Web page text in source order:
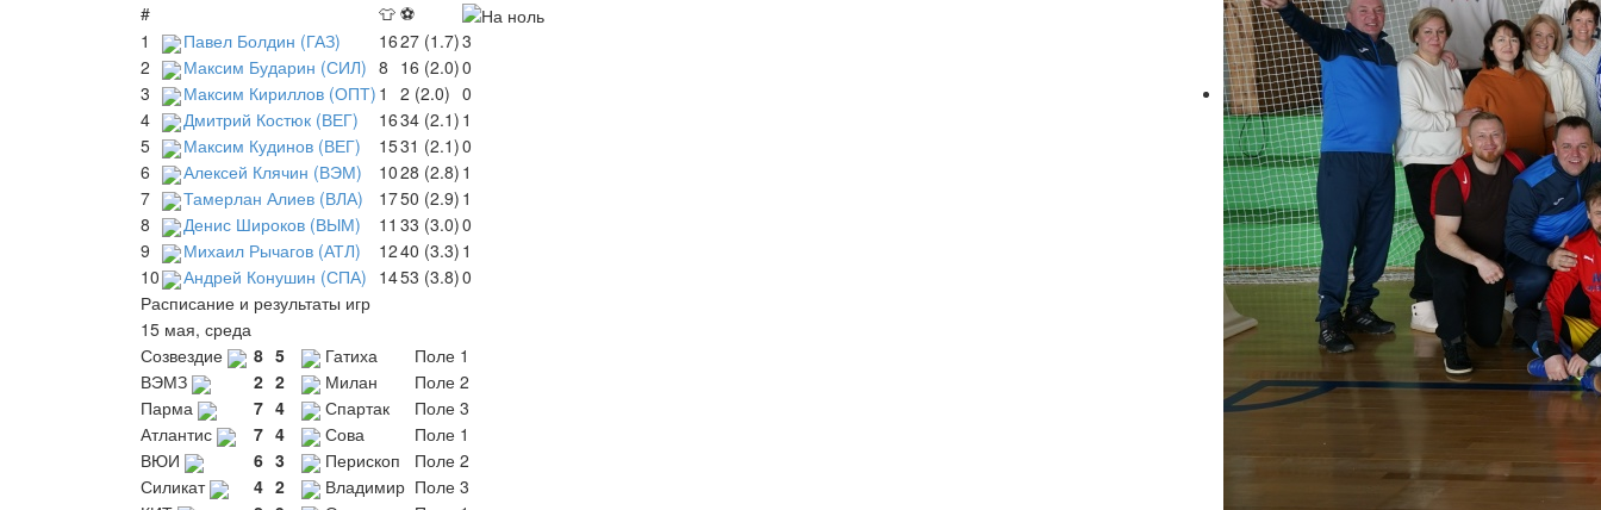
#
👕 ⚽
1
Павел Болдин (ГАЗ) 1627 (1.7)3
2
Максим Бударин (СИЛ) 8 16 (2.0)0
3
Максим Кириллов (ОПТ) 1 2 (2.0) 0
4
Дмитрий Костюк (ВЕГ) 1634 (2.1) 1
5
Максим Кудинов (ВЕГ) 1531 (2.1)0
6
Алексей Клячин (ВЭМ) 1028 (2.8) 1
7
Тамерлан Алиев (ВЛА) 1750 (2.9) 1
8
Денис Широков (ВЫМ) 11 33 (3.0)0
9
Михаил Рычагов (АТЛ) 1240 (3.3) 1
10
Андрей Конушин (СПА) 1453 (3.8)0
Расписание и результаты игр
15 мая, среда
Созвездие
8 5 Гатиха
Поле 1
ВЭМЗ
2 2 Милан
Поле 2
Парма
7 4 Спартак
Поле 3
Атлантис
7 4 Сова
Поле 1
ВЮИ
6 3 Перископ
Поле 2
Силикат
4 2 Владимир Поле 3